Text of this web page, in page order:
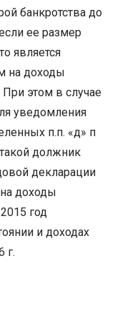
банкротства до
ее размер
является
на доходы
этом в случае
уведомления
п.п. «д» п
должник
декларации
на доходы
год
и доходах
г.